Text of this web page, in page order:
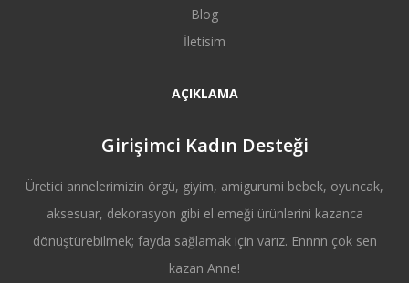
Blog
İletisim
AÇIKLAMA
Girişimci Kadın Desteği
Üretici annelerimizin örgü, giyim, amigurumi bebek, oyuncak,
aksesuar, dekorasyon gibi el emeği ürünlerini kazanca
dönüştürebilmek; fayda sağlamak için varız. Ennnn çok sen
kazan Anne!